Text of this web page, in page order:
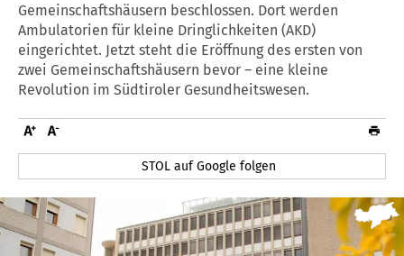
Gemeinschaftshäusern beschlossen. Dort werden
Ambulatorien für kleine Dringlichkeiten (AKD)
eingerichtet. Jetzt steht die Eröffnung des ersten von
zwei Gemeinschaftshäusern bevor – eine kleine
Revolution im Südtiroler Gesundheitswesen.
STOL auf Google folgen